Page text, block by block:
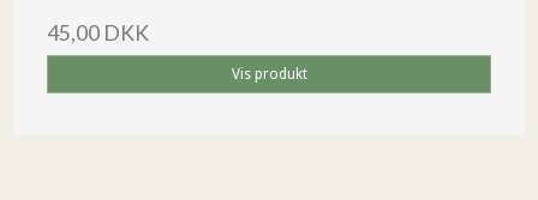
45,00 DKK
Vis produkt